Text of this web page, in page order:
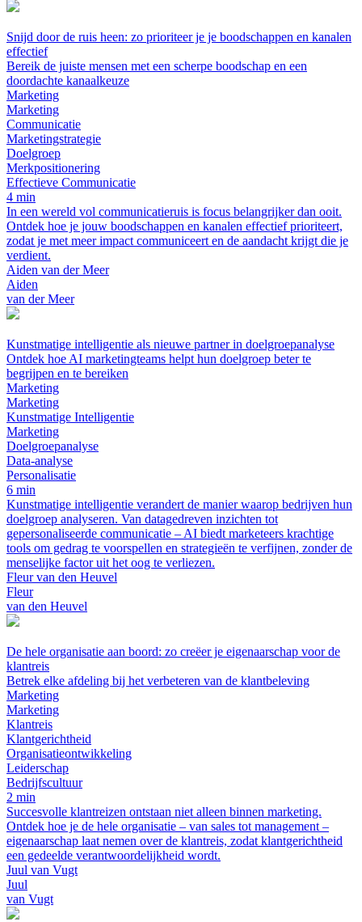
Snijd door de ruis heen: zo prioriteer je je boodschappen en kanalen
effectief
Bereik de juiste mensen met een scherpe boodschap en een
doordachte kanaalkeuze
Marketing
Marketing
Communicatie
Marketingstrategie
Doelgroep
Merkpositionering
Effectieve Communicatie
4 min
In een wereld vol communicatieruis is focus belangrijker dan ooit.
Ontdek hoe je jouw boodschappen en kanalen effectief prioriteert,
zodat je met meer impact communiceert en de aandacht krijgt die je
verdient.
Aiden van der Meer
Aiden
van der Meer
Kunstmatige intelligentie als nieuwe partner in doelgroepanalyse
Ontdek hoe AI marketingteams helpt hun doelgroep beter te
begrijpen en te bereiken
Marketing
Marketing
Kunstmatige Intelligentie
Marketing
Doelgroepanalyse
Data-analyse
Personalisatie
6 min
Kunstmatige intelligentie verandert de manier waarop bedrijven hun
doelgroep analyseren. Van datagedreven inzichten tot
gepersonaliseerde communicatie – AI biedt marketeers krachtige
tools om gedrag te voorspellen en strategieën te verfijnen, zonder de
menselijke factor uit het oog te verliezen.
Fleur van den Heuvel
Fleur
van den Heuvel
De hele organisatie aan boord: zo creëer je eigenaarschap voor de
klantreis
Betrek elke afdeling bij het verbeteren van de klantbeleving
Marketing
Marketing
Klantreis
Klantgerichtheid
Organisatieontwikkeling
Leiderschap
Bedrijfscultuur
2 min
Succesvolle klantreizen ontstaan niet alleen binnen marketing.
Ontdek hoe je de hele organisatie – van sales tot management –
eigenaarschap laat nemen over de klantreis, zodat klantgerichtheid
een gedeelde verantwoordelijkheid wordt.
Juul van Vugt
Juul
van Vugt